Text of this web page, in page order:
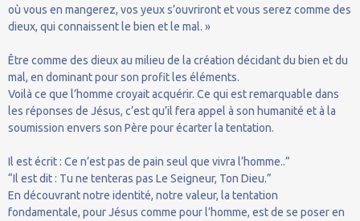
où vous en mangerez, vos yeux s’ouvriront et vous serez comme des
dieux, qui connaissent le bien et le mal. »
Être comme des dieux au milieu de la création décidant du bien et du
mal, en dominant pour son profit les éléments.
Voilà ce que l’homme croyait acquérir. Ce qui est remarquable dans
les réponses de Jésus, c’est qu’il fera appel à son humanité et à la
soumission envers son Père pour écarter la tentation.
Il est écrit : Ce n’est pas de pain seul que vivra l’homme..”
“Il est dit : Tu ne tenteras pas Le Seigneur, Ton Dieu.”
En découvrant notre identité, notre valeur, la tentation
fondamentale, pour Jésus comme pour l’homme, est de se poser en